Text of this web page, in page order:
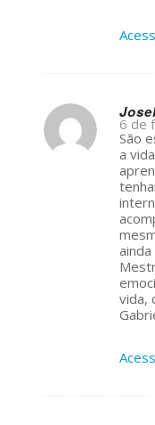
s
ays:
6 de
São
a
vida,